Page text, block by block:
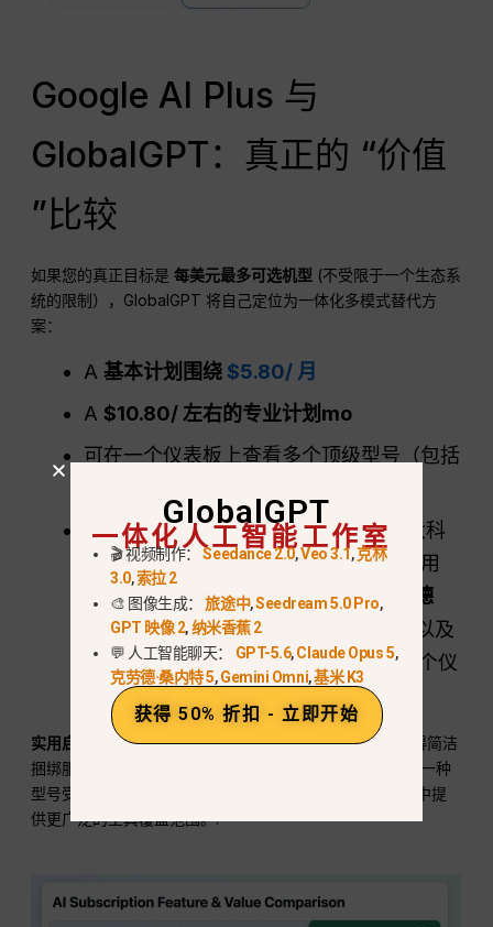
Google AI Plus 与
GlobalGPT：真正的 “价值
”比较
如果您的真正目标是每美元最多可选机型 (不受限于一个生态系
统的限制），GlobalGPT 将自己定位为一体化多模式替代方
案：
A基本计划围绕$5.80/ 月
A$10.80/ 左右的专业计划 mo
可在一个仪表板上查看多个顶级型号（包括
GlobalGPT 以更低的月租费汇集了各大科
技巨头的同类最佳机型。您不必强制使用
Gemini 的所有功能；您可以使用克劳德
4.5用于编码、,GPT-5.2
用于推理，以及
索拉 2 Pro视频--所有这些都可以从一个仪
表板上完成。.
实用启示
AI Plus 适用于使用 Google 应用程序并希望获得简洁
捆绑服务的用户；GlobalGPT 则适用于需要
(当一种
型号受费率限制时，可切换另一种型号），并在一次订购中提
供更广泛的工具覆盖范围。.
GlobalGPT
一体化人工智能工作室
🎬 视频制作：Seedance 2.0,Veo 3.1,克林
3.0,索拉 2
🎨 图像生成：旅途中,Seedream 5.0 Pro,
GPT 映像 2,纳米香蕉 2
💬 人工智能聊天： GPT-5.6,Claude Opus 5,
克劳德·桑内特 5,Gemini Omni,基米 K3
获得 50% 折扣 - 立即开始